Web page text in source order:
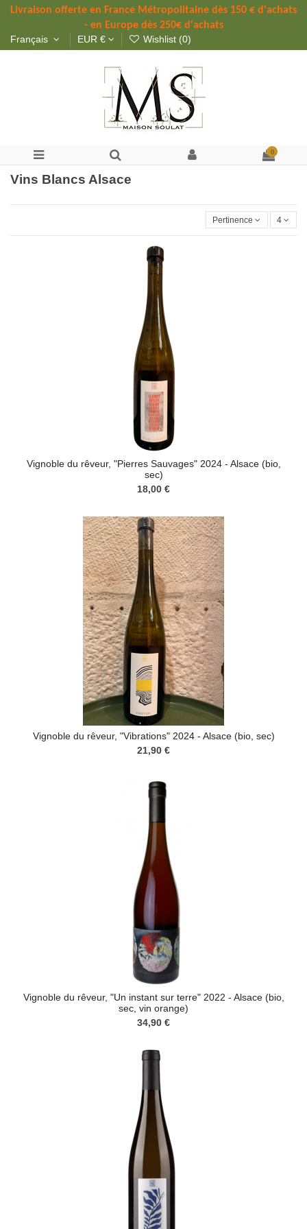
Livraison offerte en France Métropolitaine dès 150 € d'achats
- en Europe dès 250€ d'achats
Français EUR € Wishlist (0)
0
Vins Blancs Alsace
Pertinence 4
Vignoble du rêveur, "Pierres Sauvages" 2024 - Alsace (bio,
sec)
18,00 €
Vignoble du rêveur, "Vibrations" 2024 - Alsace (bio, sec)
21,90 €
Vignoble du rêveur, "Un instant sur terre" 2022 - Alsace (bio,
sec, vin orange)
34,90 €